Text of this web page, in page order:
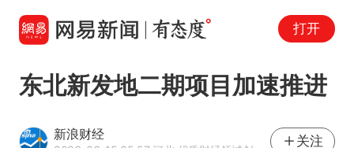
打开
东北新发地二期项目加速推进
新浪财经 关注